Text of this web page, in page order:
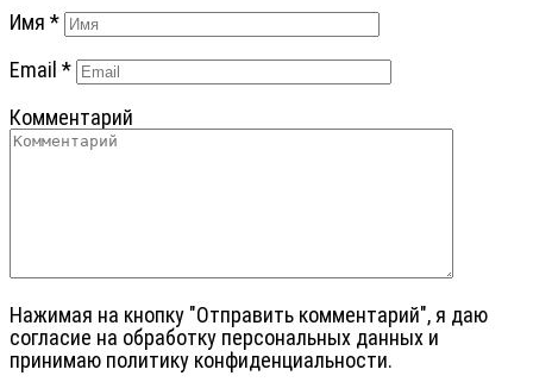
Имя *
Email *
Комментарий
Нажимая на кнопку "Отправить комментарий", я даю
cогласие на обработку персональных данных и
принимаю политику конфиденциальности.